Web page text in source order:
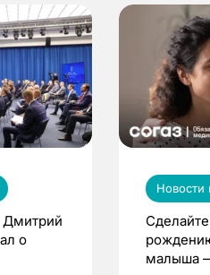
Дмитрий
о
Новости
малыша